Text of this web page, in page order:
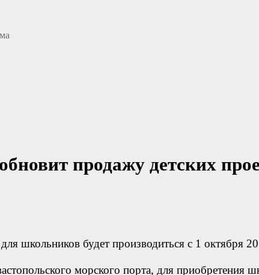
продажу детских
школьников будет производиться с 1 октября
морского порта, для приобретения